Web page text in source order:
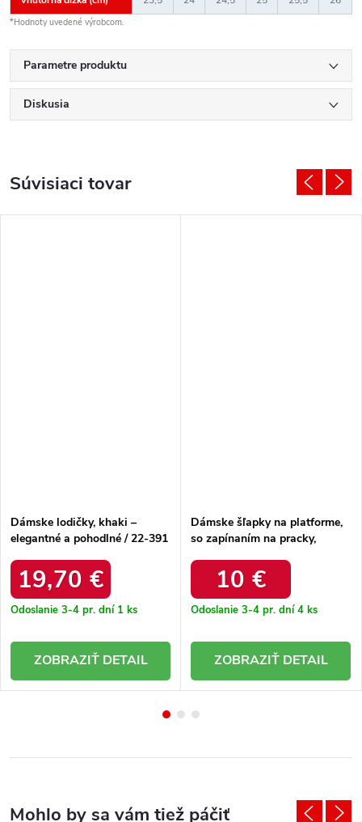
*Hodnoty uvedené výrobcom.
Parametre produktu
Diskusia
Súvisiaci tovar
Dámske lodičky, khaki –
elegantné a pohodlné / 22-391
19,70 €
Odoslanie 3-4 pr. dní 1 ks
DETAIL
Dámske šľapky na platforme,
so zapínaním na pracky,
2040 BLUE
10 €
Odoslanie 3-4 pr. dní4 ks
DETAIL